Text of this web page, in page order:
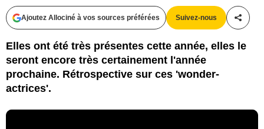
Ajoutez Allociné à vos sources préférées Suivez-nous
Elles ont été très présentes cette année, elles le
seront encore très certainement l'année
prochaine. Rétrospective sur ces 'wonder-
actrices'.